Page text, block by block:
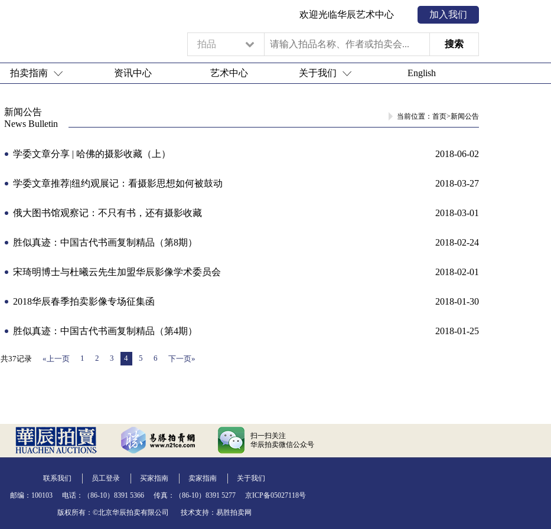
加入我们
欢迎光临华辰艺术中心
拍品 搜索
拍卖指南 资讯中心 艺术中心 关于我们 English
新闻公告
News Bulletin
当前位置： 首页>新闻公告
学委文章分享 | 哈佛的摄影收藏（上） 2018-06-02
学委文章推荐|纽约观展记：看摄影思想如何被鼓动 2018-03-27
俄大图书馆观察记：不只有书，还有摄影收藏 2018-03-01
胜似真迹：中国古代书画复制精品（第8期） 2018-02-24
宋琦明博士与杜曦云先生加盟华辰影像学术委员会 2018-02-01
2018华辰春季拍卖影像专场征集函 2018-01-30
胜似真迹：中国古代书画复制精品（第4期） 2018-01-25
共37记录 «上一页 1 2 3 4 5 6 下一页»
扫一扫关注
华辰拍卖微信公众号
联系我们 员工登录 买家指南 卖家指南 关于我们
邮编：100103 电话：（86-10）8391 5366 传真：（86-10）8391 5277 京ICP备05027118号
版权所有：©北京华辰拍卖有限公司 技术支持： 易胜拍卖网